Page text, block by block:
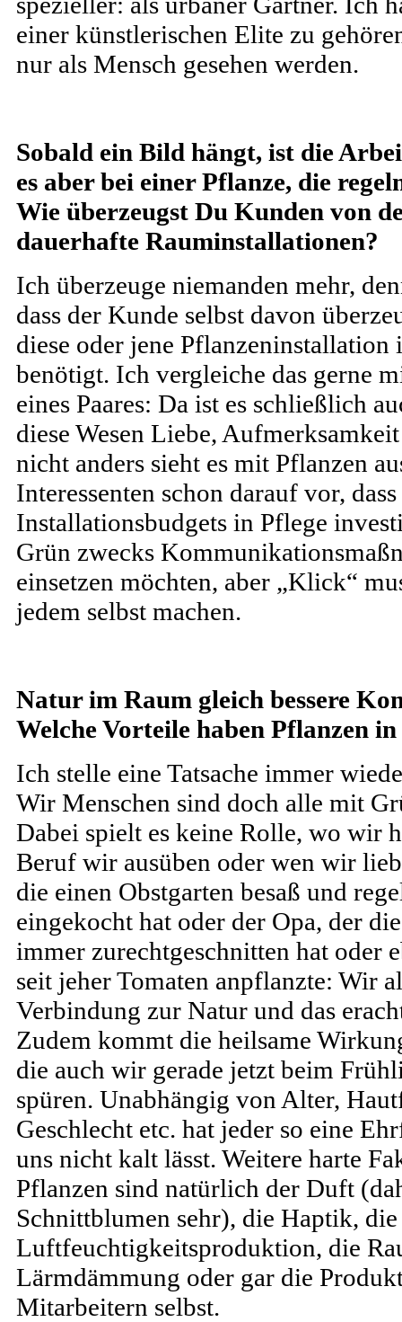
einer künstlerischen Elite zu
nur als Mensch gesehen werden.
Sobald ein Bild hängt, ist die
es aber bei einer Pflanze, die
Wie überzeugst Du Kunden von
dauerhafte Rauminstallationen?
Ich überzeuge niemanden mehr,
dass der Kunde selbst davon
diese oder jene
benötigt. Ich vergleiche das gerne
eines Paares: Da ist es schließlich
diese Wesen Liebe,
nicht anders sieht es mit Pflanzen
Interessenten schon darauf vor,
Installationsbudgets in Pflege
Grün zwecks
einsetzen möchten, aber „Klick“
jedem selbst machen.
Natur im Raum gleich bessere
Welche Vorteile haben Pflanzen
Ich stelle eine Tatsache immer
Wir Menschen sind doch alle mit
Dabei spielt es keine Rolle, wo wir
Beruf wir ausüben oder wen wir
die einen Obstgarten besaß und
eingekocht hat oder der Opa, der
immer zurechtgeschnitten hat oder
seit jeher Tomaten anpflanzte: Wir
Verbindung zur Natur und das
Zudem kommt die heilsame
die auch wir gerade jetzt beim
spüren. Unabhängig von Alter,
Geschlecht etc. hat jeder so eine
uns nicht kalt lässt. Weitere harte
Pflanzen sind natürlich der Duft
Schnittblumen sehr), die Haptik, die
Luftfeuchtigkeitsproduktion, die
Lärmdämmung oder gar die
Mitarbeitern selbst.